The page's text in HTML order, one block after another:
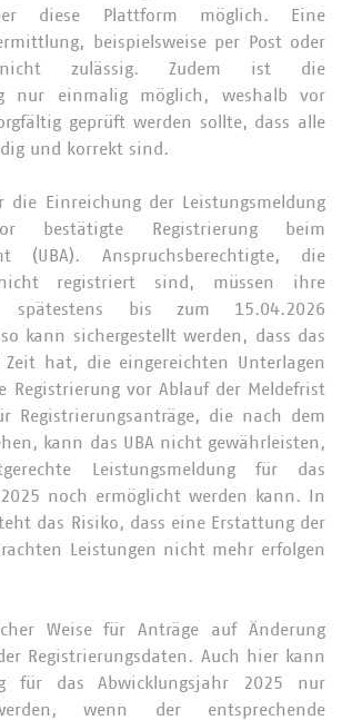
diese Plattform möglich. Eine
beispielsweise per Post oder
zulässig. Zudem ist die
nur einmalig möglich, weshalb vor
geprüft werden sollte, dass alle
und korrekt sind.
die Einreichung der Leistungsmeldung
bestätigte Registrierung beim
(UBA). Anspruchsberechtigte, die
registriert sind, müssen ihre
spätestens bis zum 15.04.2026
kann sichergestellt werden, dass das
Zeit hat, die eingereichten Unterlagen
Registrierung vor Ablauf der Meldefrist
Registrierungsanträge, die nach dem
kann das UBA nicht gewährleisten,
Leistungsmeldung für das
noch ermöglicht werden kann. In
das Risiko, dass eine Erstattung der
Leistungen nicht mehr erfolgen
Weise für Anträge auf Änderung
Registrierungsdaten. Auch hier kann
für das Abwicklungsjahr 2025 nur
wenn der entsprechende